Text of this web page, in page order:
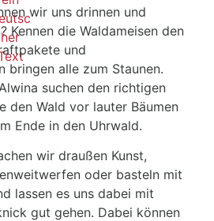
wir uns drinnen und
Kennen die Waldameisen den
und
bringen alle zum Staunen.
suchen den richtigen
den Wald vor lauter Bäumen
Ende in den Uhrwald.
wir draußen Kunst,
oder basteln mit
lassen es uns dabei mit
gut gehen. Dabei können